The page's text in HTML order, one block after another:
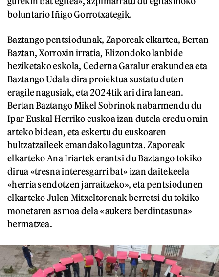
boluntario Iñigo Gorrotxategik.
Baztango pentsiodunak, Zaporeak elkartea, Bertan
Baztan, Xorroxin irratia, Elizondoko lanbide
heziketako eskola, Cederna Garalur erakundea eta
Baztango Udala dira proiektua sustatu duten
eragile nagusiak, eta 2024tik ari dira lanean.
Bertan Baztango Mikel Sobrinok nabarmendu du
Ipar Euskal Herriko euskoa izan dutela eredu orain
arteko bidean, eta eskertu du euskoaren
bultzatzaileek emandako laguntza. Zaporeak
elkarteko Ana Iriartek erantsi du Baztango tokiko
dirua «tresna interesgarri bat» izan daitekeela
«herria sendotzen jarraitzeko», eta pentsiodunen
elkarteko Julen Mitxeltorenak berretsi du tokiko
monetaren asmoa dela «aukera berdintasuna»
bermatzea.